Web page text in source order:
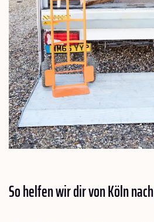
So helfen wir dir von Köln nach